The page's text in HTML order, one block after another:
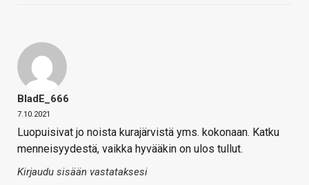
BladE_666
7.10.2021
Luopuisivat jo noista kurajärvistä yms. kokonaan. Katku
menneisyydestä, vaikka hyvääkin on ulos tullut.
Kirjaudu sisään vastataksesi